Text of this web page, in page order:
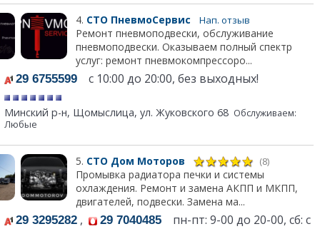
4. СТО ПневмоСервис Нап. отзыв
Ремонт пневмоподвески, обслуживание
пневмоподвески. Оказываем полный спектр
услуг: ремонт пневмокомпрессоро...
29 6755599 с 10:00 до 20:00, без выходных!
Минский р-н, Щомыслица, ул. Жуковского 68 Обслуживаем:
Любые
5. СТО Дом Моторов (8)
Промывка радиатора печки и системы
охлаждения. Ремонт и замена АКПП и МКПП,
двигателей, подвески. Замена ма...
29 3295282 , 29 7040485 пн-пт: 9-00 до 20-00, сб: с